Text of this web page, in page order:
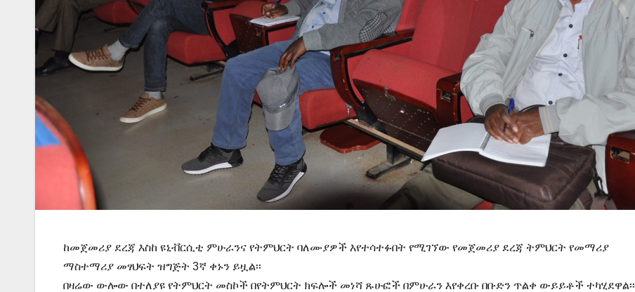
ከመጀመሪያ ደረጃ እስከ ዩኒቭርሲቲ ምሁራንና የትምህርት ባለሙያዎች እየተሳተፉበት የሚገኘው የመጀመሪያ ደረጃ ትምህርት የመማሪያ
ማስተማሪያ መፃህፍት ዝግጅት 3ኛ ቀኑን ይዟል፡፡
በዛሬው ውሎው በተለያዩ የትምህርት መስኮች በየትምህርት ክፍሎች መነሻ ጹሁፎች በምሁራን እየቀረቡ በቡድን ጥልቀ ውይይቶች ተካሂደዋል፡፡